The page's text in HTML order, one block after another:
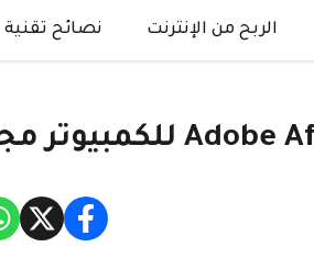
الربح من الإنترنت نصائح تقنية